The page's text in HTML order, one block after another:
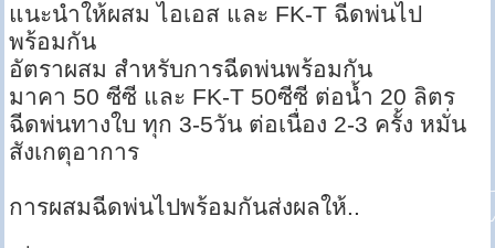
แนะนำให้ผสม ไอเอส และ FK-T ฉีดพ่นไป
พร้อมกัน
อัตราผสม สำหรับการฉีดพ่นพร้อมกัน
มาคา 50 ซีซี และ FK-T 50ซีซี ต่อน้ำ 20 ลิตร
ฉีดพ่นทางใบ ทุก 3-5วัน ต่อเนื่อง 2-3 ครั้ง หมั่น
สังเกตุอาการ
การผสมฉีดพ่นไปพร้อมกันส่งผลให้..